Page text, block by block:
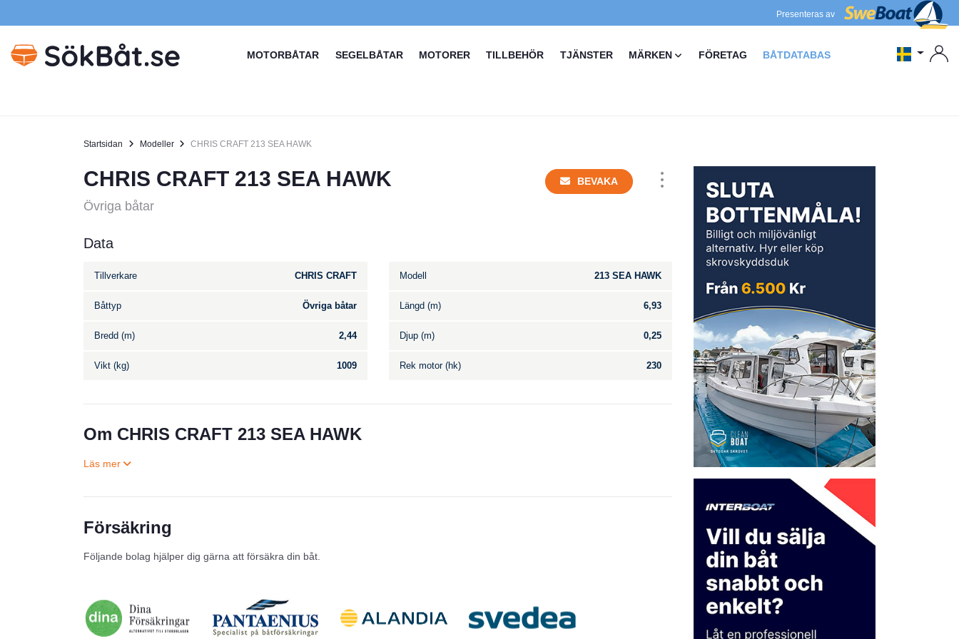
Presenteras av
MOTORBÅTAR SEGELBÅTAR MOTORER TILLBEHÖR TJÄNSTER MÄRKEN FÖRETAG BÅTDATABAS
Startsidan Modeller CHRIS CRAFT 213 SEA HAWK
CHRIS CRAFT 213 SEA HAWK
Övriga båtar
BEVAKA
Data
Tillverkare CHRIS CRAFT Modell 213 SEA HAWK
Båttyp Övriga båtar Längd (m) 6,93
Bredd (m) 2,44 Djup (m) 0,25
Vikt (kg) 1009 Rek motor (hk) 230
Om CHRIS CRAFT 213 SEA HAWK
Försäkring
Följande bolag hjälper dig gärna att försäkra din båt.